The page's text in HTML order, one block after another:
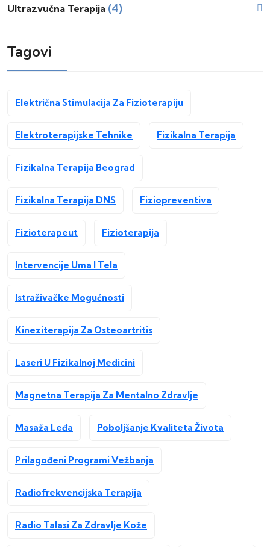
Ultrazvučna Terapija (4)
Tagovi
Električna Stimulacija Za Fizioterapiju
Elektroterapijske Tehnike Fizikalna Terapija
Fizikalna Terapija Beograd
Fizikalna Terapija DNS Fiziopreventiva
Fizioterapeut Fizioterapija
Intervencije Uma I Tela
Istraživačke Mogućnosti
Kineziterapija Za Osteoartritis
Laseri U Fizikalnoj Medicini
Magnetna Terapija Za Mentalno Zdravlje
Masaža Leđa Poboljšanje Kvaliteta Života
Prilagođeni Programi Vežbanja
Radiofrekvencijska Terapija
Radio Talasi Za Zdravlje Kože